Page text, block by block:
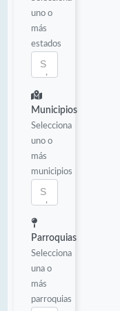
uno o
más
estados
Municipios
Selecciona
uno o
más
municipios
Parroquias
Selecciona
una o
más
parroquias